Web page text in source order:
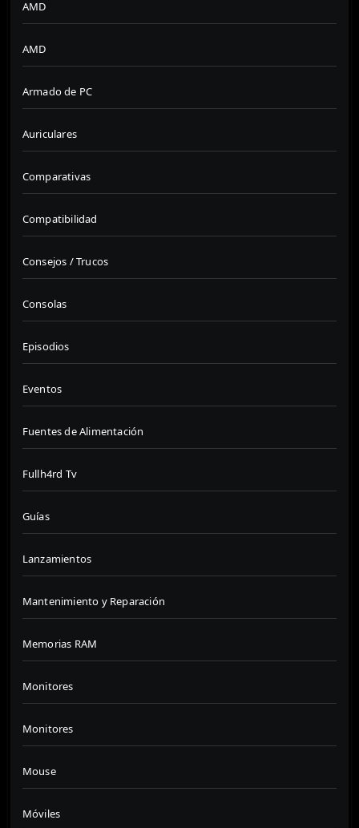
AMD
AMD
Armado de PC
Auriculares
Comparativas
Compatibilidad
Consejos / Trucos
Consolas
Episodios
Eventos
Fuentes de Alimentación
Fullh4rd Tv
Guías
Lanzamientos
Mantenimiento y Reparación
Memorias RAM
Monitores
Monitores
Mouse
Móviles